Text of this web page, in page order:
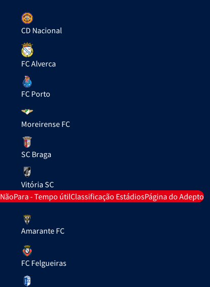
CD Nacional
FC Alverca
FC Porto
Moreirense FC
SC Braga
Vitória SC
- Tempo útilClassificação EstádiosPágina do Adepto
Amarante FC
FC Felgueiras